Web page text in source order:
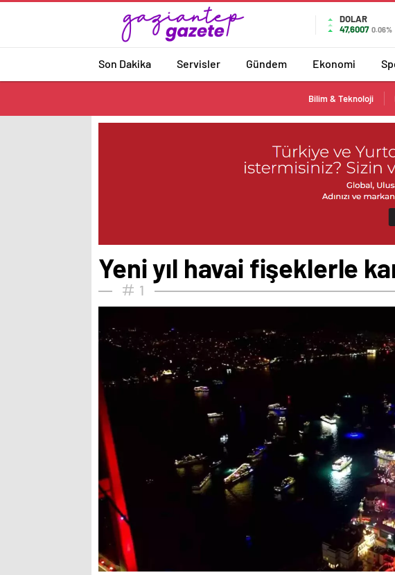
DOLAR
47,6007 0.06%
Son Dakika Servisler Gündem Ekonomi
Bilim & Teknoloji
Yeni yıl havai fişeklerle
1